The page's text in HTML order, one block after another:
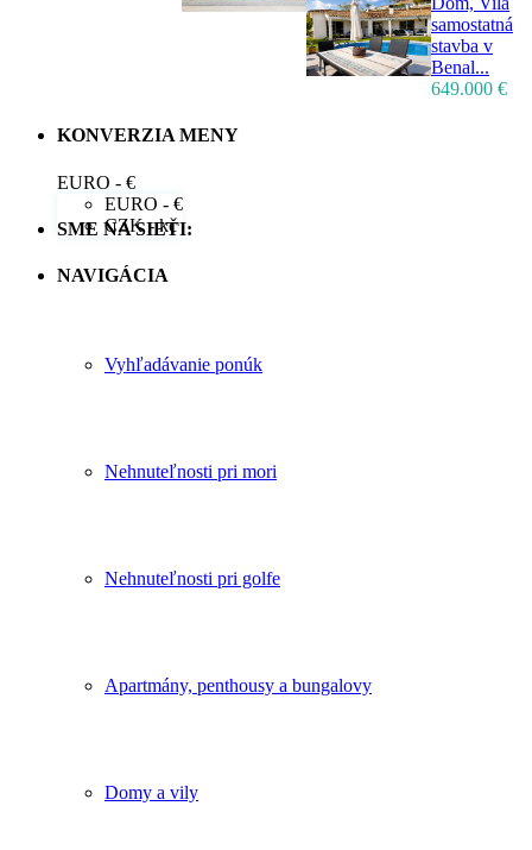
samostatná
stavba v
Benal...
649.000 €
KONVERZIA MENY
EURO - €
EURO - €
CZK - kč
SME NA SIETI:
NAVIGÁCIA
Vyhľadávanie ponúk
Nehnuteľnosti pri mori
Nehnuteľnosti pri golfe
Apartmány, penthousy a bungalovy
Domy a vily